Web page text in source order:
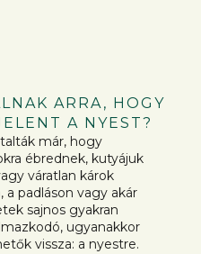
ARRA, HOGY
A NYEST?
már, hogy
ébrednek, kutyájuk
váratlan károk
padláson vagy akár
sajnos gyakran
ugyanakkor
vissza: a nyestre.